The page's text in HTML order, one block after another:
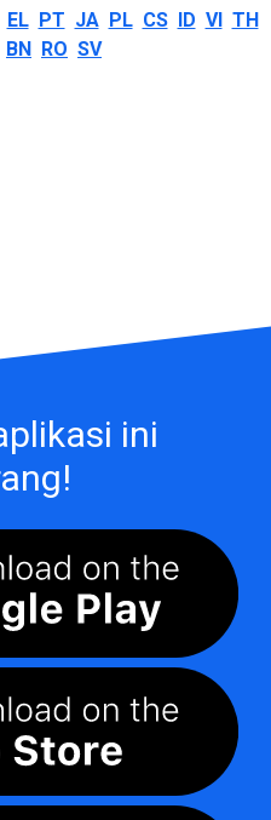
EL PT JA PL CS ID VI TH
BN RO SV
ini